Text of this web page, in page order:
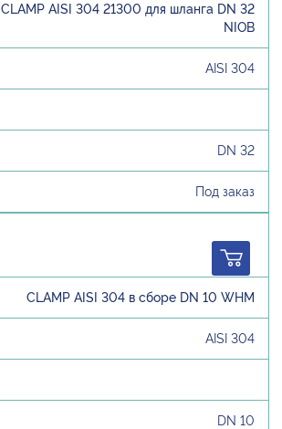
CLAMP AISI 304 21300 для шланга DN 32
NIOB
AISI 304
DN 32
Под заказ
CLAMP AISI 304 в сборе DN 10 WHM
AISI 304
DN 10